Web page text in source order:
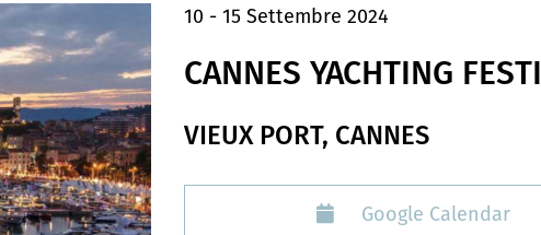
10 - 15 Settembre 2024
CANNES YACHTING
VIEUX PORT, CANNES
Google Calendar